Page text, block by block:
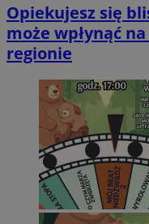
Opiekujesz się
może wpłynąć
regionie